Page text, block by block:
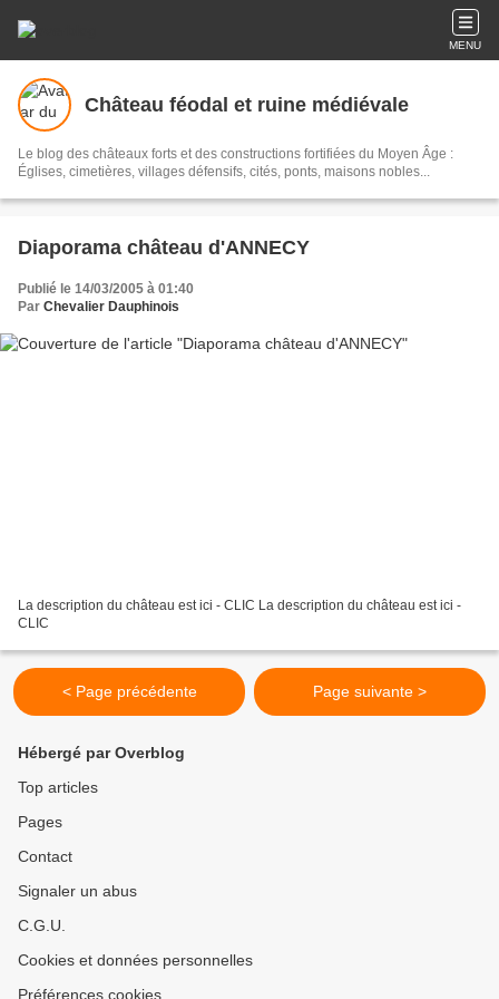
MENU
Château féodal et ruine médiévale
Le blog des châteaux forts et des constructions fortifiées du Moyen Âge :
Églises, cimetières, villages défensifs, cités, ponts, maisons nobles...
Diaporama château d'ANNECY
Publié le 14/03/2005 à 01:40
Par Chevalier Dauphinois
La description du château est ici - CLIC La description du château est ici -
CLIC
< Page précédente Page suivante >
Hébergé par Overblog
Top articles
Pages
Contact
Signaler un abus
C.G.U.
Cookies et données personnelles
Préférences cookies